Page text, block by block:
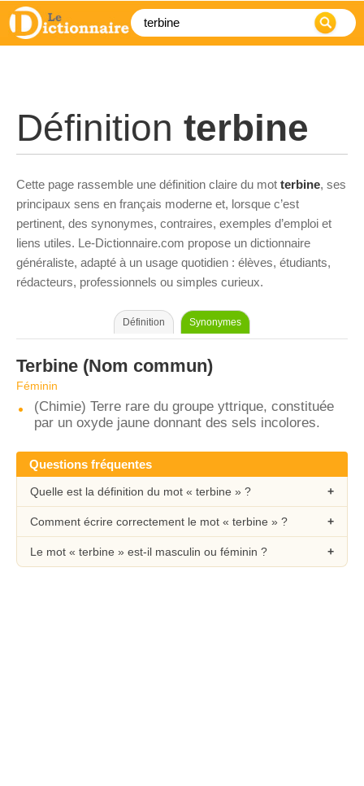
Définition terbine
Cette page rassemble une définition claire du mot terbine, ses
principaux sens en français moderne et, lorsque c’est
pertinent, des synonymes, contraires, exemples d’emploi et
liens utiles. Le-Dictionnaire.com propose un dictionnaire
généraliste, adapté à un usage quotidien : élèves, étudiants,
rédacteurs, professionnels ou simples curieux.
Définition Synonymes
Terbine (Nom commun)
Féminin
(Chimie) Terre rare du groupe yttrique, constituée
par un oxyde jaune donnant des sels incolores.
Questions fréquentes
Quelle est la définition du mot « terbine » ?
Comment écrire correctement le mot « terbine » ?
Le mot « terbine » est-il masculin ou féminin ?